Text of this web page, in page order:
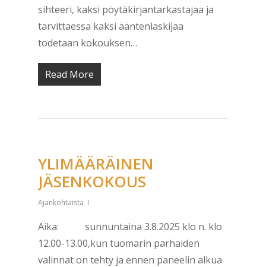
sihteeri, kaksi pöytäkirjantarkastajaa ja
tarvittaessa kaksi ääntenlaskijaa
todetaan kokouksen…
Read More
YLIMÄÄRÄINEN
JÄSENKOKOUS
Ajankohtaista
Aika: sunnuntaina 3.8.2025 klo n. klo
12.00-13.00,kun tuomarin parhaiden
valinnat on tehty ja ennen paneelin alkua